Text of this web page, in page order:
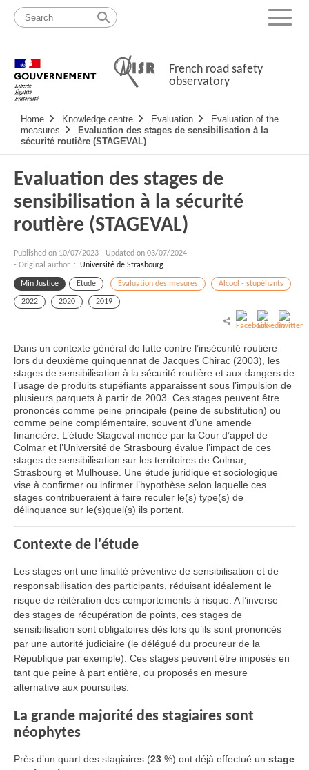
content
map
Menu
French road safety
observatory
Navigation
principale
Home Knowledge centre Evaluation
Evaluation of the
measures
Evaluation des stages de sensibilisation à la
sécurité routière (STAGEVAL)
Evaluation des stages de
sensibilisation à la sécurité
routière (STAGEVAL)
Published on 10/07/2023 - Updated on 03/07/2024
- Original author : Université de Strasbourg
Min Justice Etude Evaluation des mesures Alcool - stupéfiants
2022 2020 2019
Dans un contexte général de lutte contre l’insécurité routière
lors du deuxième quinquennat de Jacques Chirac (2003), les
stages de sensibilisation à la sécurité routière et aux dangers de
l’usage de produits stupéfiants apparaissent sous l’impulsion de
plusieurs parquets à partir de 2003. Ces stages peuvent être
prononcés comme peine principale (peine de substitution) ou
comme peine complémentaire, souvent d’une amende
financière. L’étude Stageval menée par la Cour d’appel de
Colmar et l’Université de Strasbourg évalue l’impact de ces
stages de sensibilisation sur les territoires de Colmar,
Strasbourg et Mulhouse. Une étude juridique et sociologique
vise à confirmer ou infirmer l’hypothèse selon laquelle ces
stages contribueraient à faire reculer le(s) type(s) de
délinquance sur le(s)quel(s) ils portent.
Contexte de l'étude
Les stages ont une finalité préventive de sensibilisation et de
responsabilisation des participants, réduisant idéalement le
risque de réitération des comportements à risque. A l’inverse
des stages de récupération de points, ces stages de
sensibilisation sont obligatoires dès lors qu’ils sont prononcés
par une autorité judiciaire (le délégué du procureur de la
République par exemple). Ces stages peuvent être imposés en
tant que peine à part entière, ou proposés en mesure
alternative aux poursuites.
La grande majorité des stagiaires sont
néophytes
Près d’un quart des stagiaires (23 %) ont déjà effectué un stage